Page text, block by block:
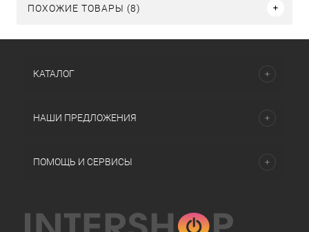
ПОХОЖИЕ ТОВАРЫ (8)
КАТАЛОГ
НАШИ ПРЕДЛОЖЕНИЯ
ПОМОЩЬ И СЕРВИСЫ